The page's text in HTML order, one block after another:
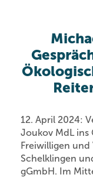
12. April 2024:
Joukov MdL ins
Freiwilligen
Schelklingen
gGmbH. Im